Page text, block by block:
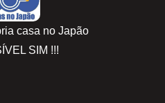
casa no Japão
SIM !!!